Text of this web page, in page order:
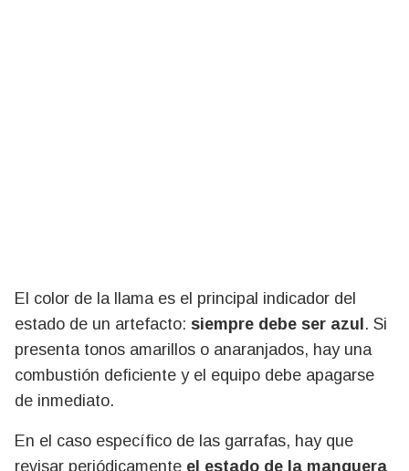
El color de la llama es el principal indicador del
estado de un artefacto: siempre debe ser azul. Si
presenta tonos amarillos o anaranjados, hay una
combustión deficiente y el equipo debe apagarse
de inmediato.
En el caso específico de las garrafas, hay que
revisar periódicamente el estado de la manguera